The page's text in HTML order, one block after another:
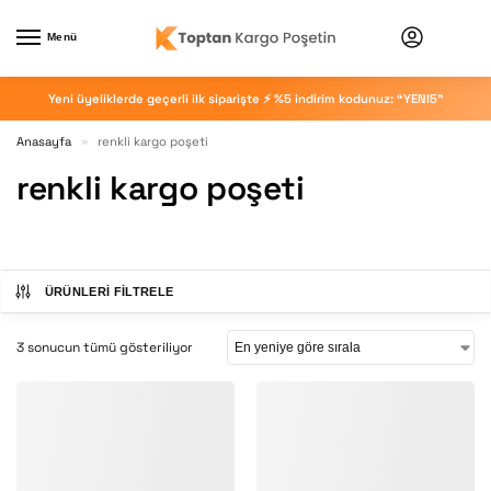
Menü
Yeni üyeliklerde geçerli ilk siparişte ⚡ %5 indirim kodunuz: “YENI5”
Anasayfa » renkli kargo poşeti
renkli kargo poşeti
ÜRÜNLERI FILTRELE
3 sonucun tümü gösteriliyor